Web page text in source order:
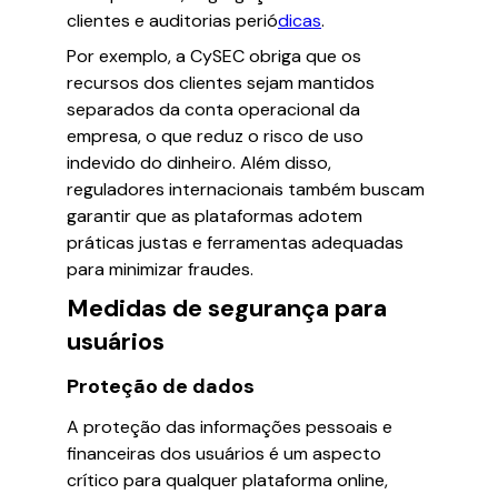
clientes e auditorias periódicas.
Por exemplo, a CySEC obriga que os
recursos dos clientes sejam mantidos
separados da conta operacional da
empresa, o que reduz o risco de uso
indevido do dinheiro. Além disso,
reguladores internacionais também buscam
garantir que as plataformas adotem
práticas justas e ferramentas adequadas
para minimizar fraudes.
Medidas de segurança para
usuários
Proteção de dados
A proteção das informações pessoais e
financeiras dos usuários é um aspecto
crítico para qualquer plataforma online,